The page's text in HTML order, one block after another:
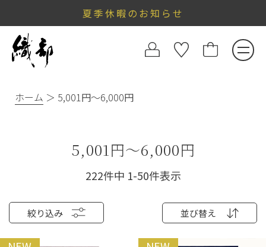
夏季休暇のお知らせ
ホーム 5,001円～6,000円
5,001円～6,000円
絞り込み 並び替え
222件中 1-50件表示